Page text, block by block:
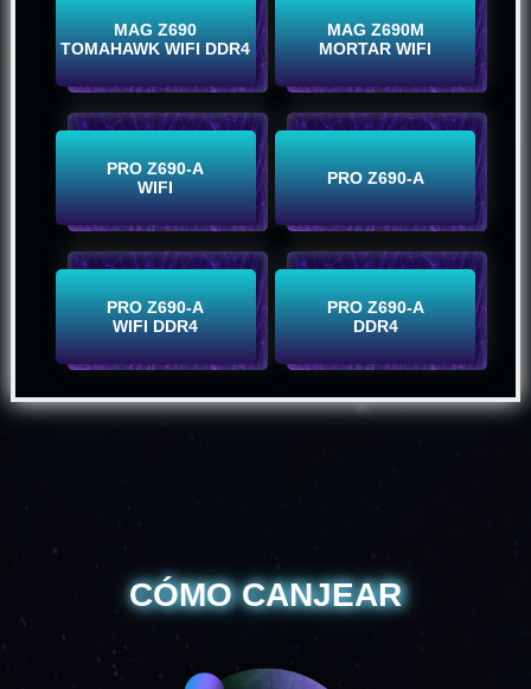
MAG Z690
TOMAHAWK WIFI DDR4
Comprar
MAG Z690M
MORTAR WIFI
Comprar
PRO Z690-A
WIFI
Comprar PRO Z690-A
Comprar
PRO Z690-A
WIFI DDR4
Comprar
PRO Z690-A
DDR4
Comprar
CÓMO CANJEAR